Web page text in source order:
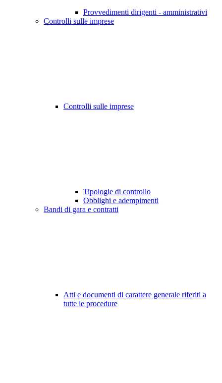
Provvedimenti dirigenti - amministrativi
Controlli sulle imprese
Controlli sulle imprese
Tipologie di controllo
Obblighi e adempimenti
Bandi di gara e contratti
Atti e documenti di carattere generale riferiti a
tutte le procedure